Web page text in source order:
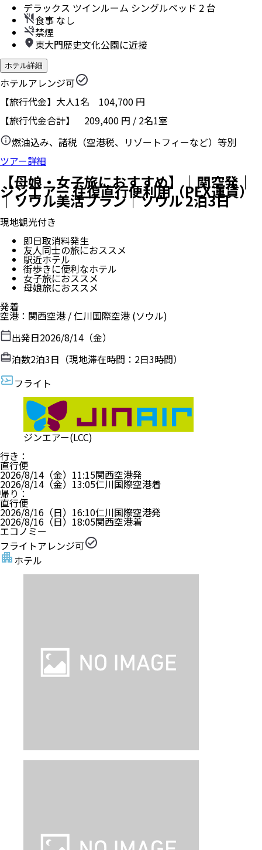
デラックス ツインルーム シングルベッド 2 台
食事 なし
禁煙
東大門歴史文化公園に近接
ホテル詳細
ホテルアレンジ可
【旅行代金】大人1名 104,700 円
【旅行代金合計】 209,400 円 / 2名1室
燃油込み、諸税（空港税、リゾートフィーなど）等別
ツアー詳細
【母娘・女子旅におすすめ】｜関空発｜
ジンエアー 往復直行便利用（PEX運賃）
｜ソウル美活プラン｜ソウル 2泊3日
現地観光付き
即日取消料発生
友人同士の旅におススメ
駅近ホテル
街歩きに便利なホテル
女子旅におススメ
母娘旅におススメ
発着
空港 ： 関西空港 /仁川国際空港 (ソウル)
出発日2026/8/14（金）
泊数2泊3日（現地滞在時間： 2日3時間）
フライト
ジンエアー(LCC)
行き ：
直行便
2026/8/14（金） 11:15関西空港発
2026/8/14（金） 13:05仁川国際空港着
帰り ：
直行便
2026/8/16（日） 16:10仁川国際空港発
2026/8/16（日） 18:05関西空港着
エコノミー
フライトアレンジ可
ホテル